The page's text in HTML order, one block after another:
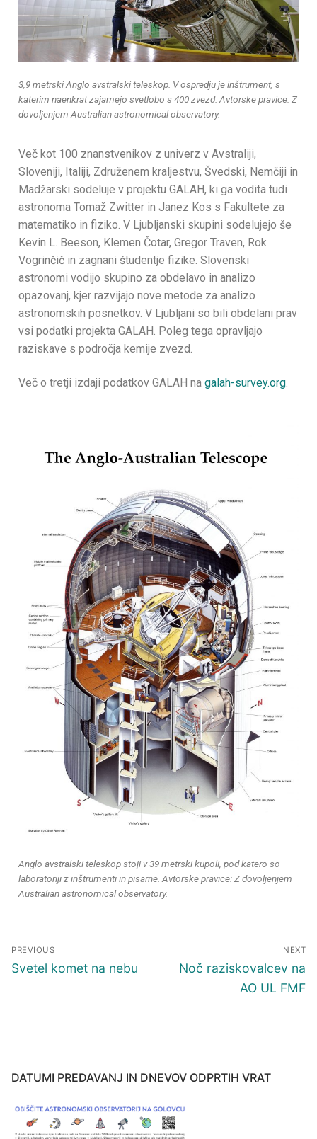
3,9 metrski Anglo avstralski teleskop. V ospredju je inštrument, s
katerim naenkrat zajamejo svetlobo s 400 zvezd. Avtorske pravice: Z
dovoljenjem Australian astronomical observatory.
Več kot 100 znanstvenikov z univerz v Avstraliji,
Sloveniji, Italiji, Združenem kraljestvu, Švedski, Nemčiji in
Madžarski sodeluje v projektu GALAH, ki ga vodita tudi
astronoma Tomaž Zwitter in Janez Kos s Fakultete za
matematiko in fiziko. V Ljubljanski skupini sodelujejo še
Kevin L. Beeson, Klemen Čotar, Gregor Traven, Rok
Vogrinčič in zagnani študentje fizike. Slovenski
astronomi vodijo skupino za obdelavo in analizo
opazovanj, kjer razvijajo nove metode za analizo
astronomskih posnetkov. V Ljubljani so bili obdelani prav
vsi podatki projekta GALAH. Poleg tega opravljajo
raziskave s področja kemije zvezd.
Več o tretji izdaji podatkov GALAH na galah-survey.org.
Anglo avstralski teleskop stoji v 39 metrski kupoli, pod katero so
laboratoriji z inštrumenti in pisarne. Avtorske pravice: Z dovoljenjem
Australian astronomical observatory.
PREVIOUS
Svetel komet na nebu
NEXT
Noč raziskovalcev na
AO UL FMF
DATUMI PREDAVANJ IN DNEVOV ODPRTIH VRAT